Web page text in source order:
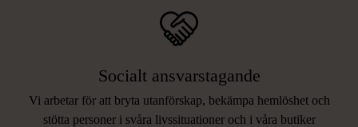
Socialt ansvarstagande
Vi arbetar för att bryta utanförskap, bekämpa hemlöshet och
stötta personer i svåra livssituationer och i våra butiker